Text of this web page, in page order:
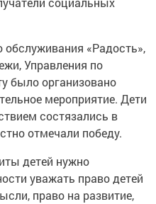
«Радость»,
Управления по
было организовано
мероприятие. Дети
состязались в
отмечали победу.
детей нужно
уважать право детей
право на развитие,